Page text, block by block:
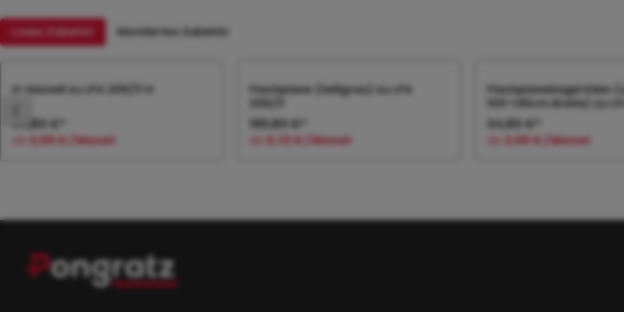
Loses Zubehör Montiertes Zubehör
Produktgalerie überspringen
H-Gestell zu LPA 205/11 H
94,80 €*
ab 3,00 € / Monat
Flachplane (hellgrau) zu LPA
190,80 €*
ab 5,72 € / Monat
Flachplanebügel Klein
100-145cm Breite) zu
34,80 €*
ab 3,00 € / Monat